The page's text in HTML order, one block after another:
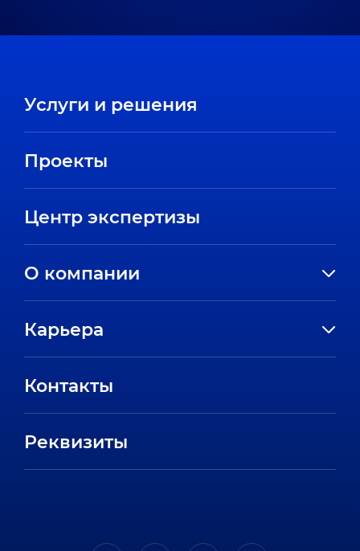
Услуги и решения
Проекты
Центр экспертизы
О компании
Направления
Карьера
Контакты
Реквизиты